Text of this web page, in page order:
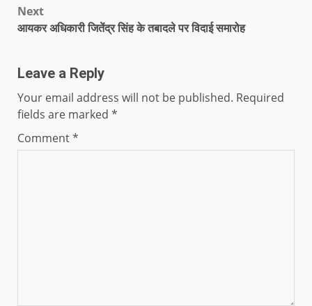
Next
आयकर अधिकारी जितेंद्र सिंह के तबादले पर विदाई समारोह
Leave a Reply
Your email address will not be published. Required
fields are marked *
Comment*